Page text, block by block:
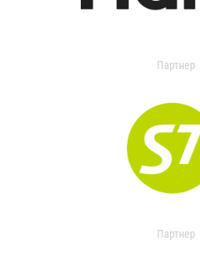
Партнер
Партнер